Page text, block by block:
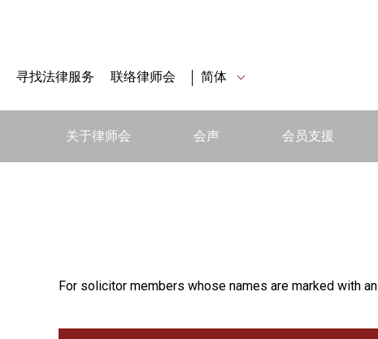
寻找法律服务 联络律师会 简体
关于律师会 会声 会员支援
For solicitor members whose names are marked with